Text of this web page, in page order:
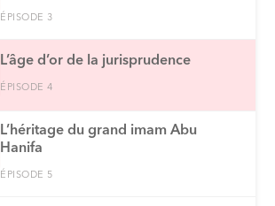
ÉPISODE 3
L’âge d’or de la jurisprudence
ÉPISODE 4
L’héritage du grand imam Abu
Hanifa
ÉPISODE 5